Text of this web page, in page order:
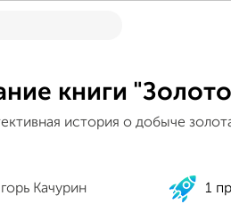
книги
история о добыче
Качурин 1